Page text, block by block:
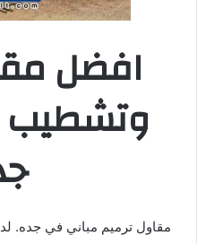
افضل
وتشطيب
مقاول ترميم مباني في جده.